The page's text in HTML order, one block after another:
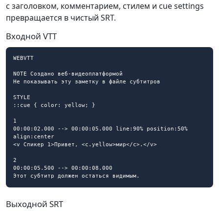
с заголовком, комментарием, стилем и cue settings
превращается в чистый SRT.
Входной VTT
WEBVTT
NOTE Создано веб-видеоплатформой
Не показывать эту заметку в файле субтитров
STYLE
::cue { color: yellow; }
1
00:00:02.000 --> 00:00:05.000 line:90% position:50%
align:center
<v Спикер 1>Привет, <c.yellow>мир</c>.</v>
2
00:00:05.500 --> 00:00:08.000
Этот субтитр должен остаться видимым.
Выходной SRT